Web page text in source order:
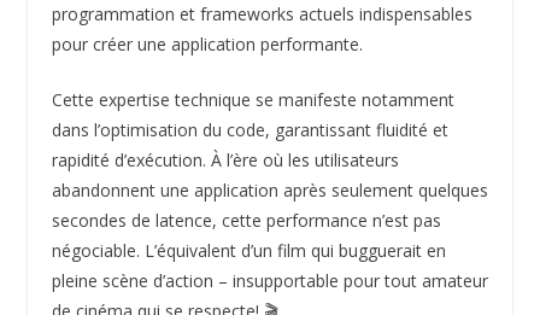
programmation et frameworks actuels indispensables
pour créer une application performante.
Cette expertise technique se manifeste notamment
dans l’optimisation du code, garantissant fluidité et
rapidité d’exécution. À l’ère où les utilisateurs
abandonnent une application après seulement quelques
secondes de latence, cette performance n’est pas
négociable. L’équivalent d’un film qui bugguerait en
pleine scène d’action – insupportable pour tout amateur